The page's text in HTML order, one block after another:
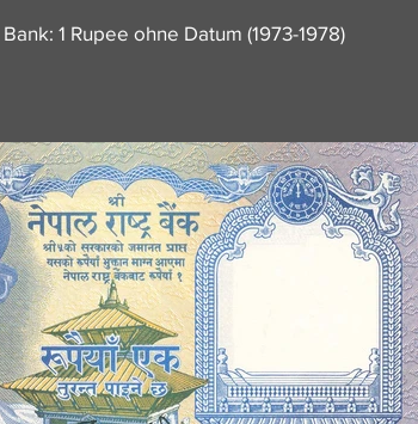
1 Rupee ohne Datum (1973-1978)